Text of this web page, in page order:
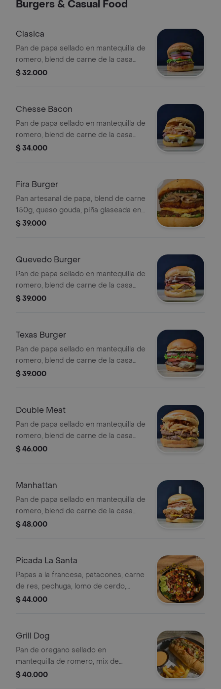
Burgers & Casual Food
Clasica
Pan de papa sellado en mantequilla de
romero, blend de carne de la casa
150gr, queso mozzarella, lechuga,
con papas francesas.
$ 32.000
Chesse Bacon
Pan de papa sellado en mantequilla de
romero, blend de carne de la casa
150gr, queso cheddar, queso
con papas francesas.
$ 34.000
Fira Burger
Pan artesanal de papa, blend de carne
150g, queso gouda, piña glaseada en
especies españolas, pastrami de
Acompañado de papas francesa
$ 39.000
Quevedo Burger
Pan de papa sellado en mantequilla de
romero, blend de carne de la casa
150gr, queso cheddar, mix de carnes
mayonesa de tocineta. Acompañada
con papas a la francesa.
$ 39.000
Texas Burger
Pan de papa sellado en mantequilla de
romero, blend de carne de la casa
150gr, queso mozzarella, tocineta
chipotle. Acompañada con papas
$ 39.000
Double Meat
Pan de papa sellado en mantequilla de
romero, blend de carne de la casa
300gr, doble queso cheddar, cebolla
francesas.
$ 46.000
Manhattan
Pan de papa sellado en mantequilla de
romero, blend de carne de la casa
150gr, pechuga apanada 150gr, queso
papas francesas.
$ 48.000
Picada La Santa
Papas a la francesa, patacones, carne
de res, pechuga, lomo de cerdo,
chorizo de ternera, salchicha
costeño, cebollin chino. y salsas de la
$ 44.000
Grill Dog
Pan de oregano sellado en
mantequilla de romero, mix de
lechugas y papa ripio, chorizo
$ 40.000